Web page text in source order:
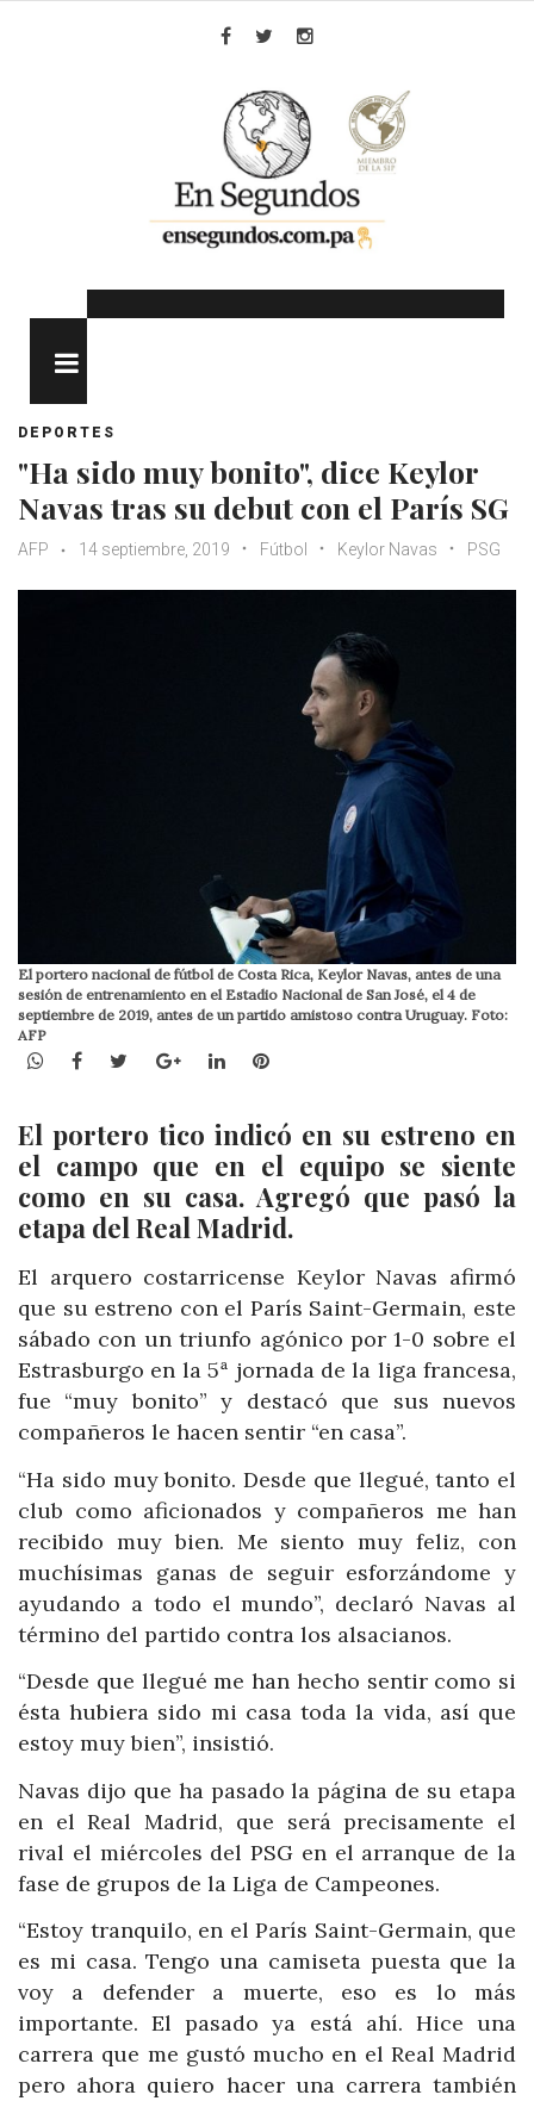
DEPORTES
"Ha sido muy bonito", dice Keylor
Navas tras su debut con el París SG
AFP 14 septiembre, 2019 Fútbol Keylor Navas PSG
El portero nacional de fútbol de Costa Rica, Keylor Navas, antes de una
sesión de entrenamiento en el Estadio Nacional de San José, el 4 de
septiembre de 2019, antes de un partido amistoso contra Uruguay. Foto:
AFP
WhatsApp
Facebook
TwitterGoogle+LinkedInPinterest
El portero tico indicó en su estreno en
el campo que en el equipo se siente
como en su casa. Agregó que pasó la
etapa del Real Madrid.
El arquero costarricense Keylor Navas afirmó
que su estreno con el París Saint-Germain, este
sábado con un triunfo agónico por 1-0 sobre el
Estrasburgo en la 5ª jornada de la liga francesa,
fue “muy bonito” y destacó que sus nuevos
compañeros le hacen sentir “en casa”.
“Ha sido muy bonito. Desde que llegué, tanto el
club como aficionados y compañeros me han
recibido muy bien. Me siento muy feliz, con
muchísimas ganas de seguir esforzándome y
ayudando a todo el mundo”, declaró Navas al
término del partido contra los alsacianos.
“Desde que llegué me han hecho sentir como si
ésta hubiera sido mi casa toda la vida, así que
estoy muy bien”, insistió.
Navas dijo que ha pasado la página de su etapa
en el Real Madrid, que será precisamente el
rival el miércoles del PSG en el arranque de la
fase de grupos de la Liga de Campeones.
“Estoy tranquilo, en el París Saint-Germain, que
es mi casa. Tengo una camiseta puesta que la
voy a defender a muerte, eso es lo más
importante. El pasado ya está ahí. Hice una
carrera que me gustó mucho en el Real Madrid
pero ahora quiero hacer una carrera también